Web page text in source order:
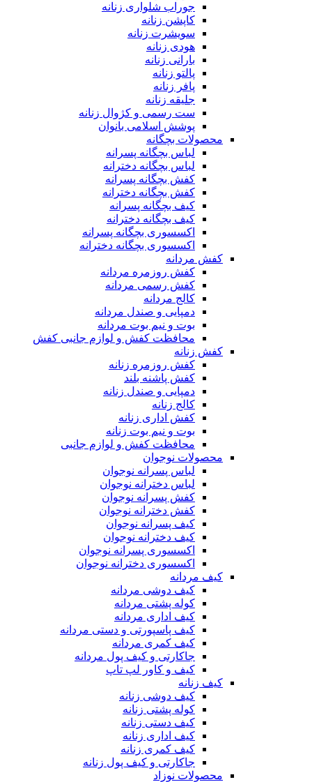
جوراب شلواری زنانه
کاپشن زنانه
سویشرت زنانه
هودی زنانه
بارانی زنانه
پالتو زنانه
پافر زنانه
جلیقه زنانه
ست رسمی و کژوال زنانه
پوشش اسلامی بانوان
محصولات بچگانه
لباس بچگانه پسرانه
لباس بچگانه دخترانه
کفش بچگانه پسرانه
کفش بچگانه دخترانه
کیف بچگانه پسرانه
کیف بچگانه دخترانه
اکسسوری بچگانه پسرانه
اکسسوری بچگانه دخترانه
کفش مردانه
کفش روزمره مردانه
کفش رسمی مردانه
کالج مردانه
دمپایی و صندل مردانه
بوت و نیم بوت مردانه
محافظت کفش و لوازم جانبی کفش
کفش زنانه
کفش روزمره زنانه
کفش پاشنه بلند
دمپایی و صندل زنانه
کالج زنانه
کفش اداری زنانه
بوت و نیم بوت زنانه
محافظت کفش و لوازم جانبی
محصولات نوجوان
لباس پسرانه نوجوان
لباس دخترانه نوجوان
کفش پسرانه نوجوان
کفش دخترانه نوجوان
کیف پسرانه نوجوان
کیف دخترانه نوجوان
اکسسوری پسرانه نوجوان
اکسسوری دخترانه نوجوان
کیف مردانه
کیف دوشی مردانه
کوله پشتی مردانه
کیف اداری مردانه
کیف پاسپورتی و دستی مردانه
کیف کمری مردانه
جاکارتی و کیف پول مردانه
کیف و کاور لپ تاپ
کیف زنانه
کیف دوشی زنانه
کوله پشتی زنانه
کیف دستی زنانه
کیف اداری زنانه
کیف کمری زنانه
جاکارتی و کیف پول زنانه
محصولات نوزاد